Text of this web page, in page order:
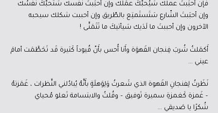
فإن أحبَبتَ عملك سَيُحبُّكَ عمَلُك وإن أحبَبتَ نفسك سَتُحبُّكَ نَفسُك
وإن أحبَبتَ الشّارع سَتَستَمتِع بالطّريق وإن أحببت شكلك سيحبه
الآخرون وإن أحببتَ ما لَدَيك سَيأتيكَ ما تَتَمَنَّى !
أَكمَلتُ شُربَ فِنجان القَهوَة وأَنا أُحس بأَنّ قُيوداً كَثيرة قَد تَحَطَّمَت أمامَ
عيني …
نَظَرتُ لِفنجانِ القَهوة الذي شَعرتُ وَلِوَهلَةٍ بأَنَّهُ يُبادُلني النَّظرات ، غَمَزتهُ
– غَمزة كَغمزةِ سميرة تَوفيق – وقُلتُ والابتسامة تَعلو مُحياي
شُكرًا يا صَديقي …